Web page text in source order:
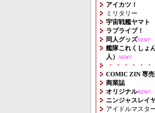
アイカツ！
ミリタリー
宇宙戦艦ヤマト
ラブライブ！
同人グッズNEW!!
艦隊これくしょ
人）
NEW!!
・・・・・
COMIC ZIN 専売
商業誌
オリジナルNEW!!
ニンジャスレイ
アイドルマスタ